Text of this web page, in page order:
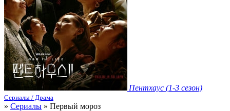
Пентхаус (1-3 сезон)
Сериалы / Драма
» Сериалы » Первый мороз